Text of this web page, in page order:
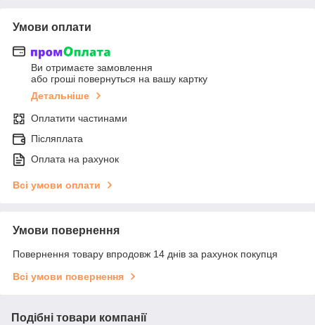
Умови оплати
Ви отримаєте замовлення
або гроші повернуться на вашу картку
Детальніше
Оплатити частинами
Післяплата
Оплата на рахунок
Всі умови оплати
Умови повернення
Повернення товару впродовж 14 днів за рахунок покупця
Всі умови повернення
Подібні товари компанії